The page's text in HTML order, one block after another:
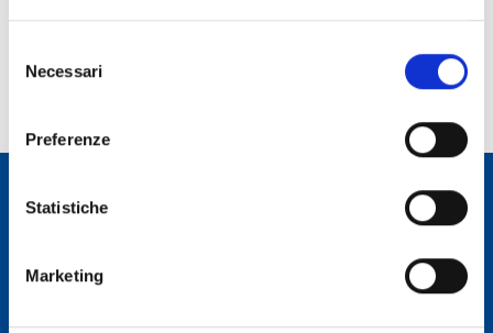
delNecessari
Preferenze
Statistiche
Marketing
Incarico dal: